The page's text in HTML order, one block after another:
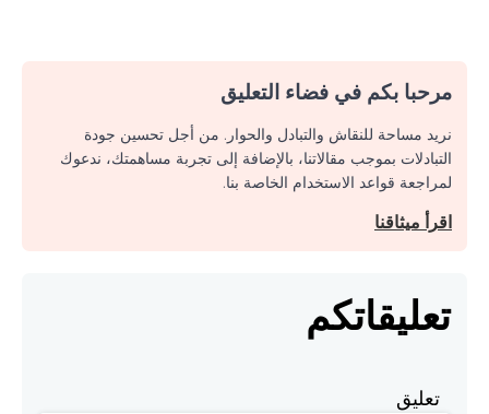
مرحبا بكم في فضاء التعليق
نريد مساحة للنقاش والتبادل والحوار. من أجل تحسين جودة
التبادلات بموجب مقالاتنا، بالإضافة إلى تجربة مساهمتك، ندعوك
لمراجعة قواعد الاستخدام الخاصة بنا.
اقرأ ميثاقنا
تعليقاتكم
تعليق